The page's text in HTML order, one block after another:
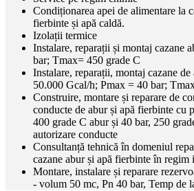
Condiționarea apei de alimentare la
fierbinte și apă caldă.
Izolații termice
Instalare, reparații și montaj cazane
bar; Tmax= 450 grade C
Instalare, reparații, montaj cazane
50.000 Gcal/h; Pmax = 40 bar;
Construire, montare și reparare de
conducte de abur și apă fierbinte cu
400 grade C abur și 40 bar, 250
autorizare conducte
Consultanță tehnică în domeniul
cazane abur și apă fierbinte în regim
Montare, instalare și reparare
- volum 50 mc, Pn 40 bar, Temp de